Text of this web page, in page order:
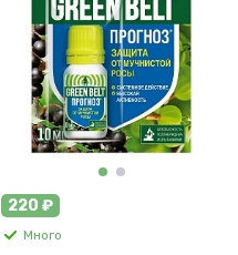
220 ₽
Много